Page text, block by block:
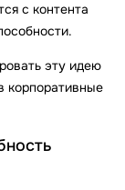
с контента
эту идею
корпоративные